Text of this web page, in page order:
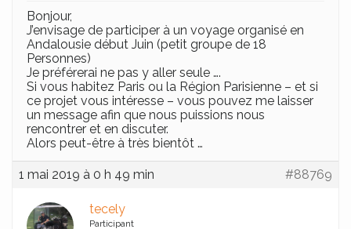
Bonjour,
J’envisage de participer à un voyage organisé en
Andalousie début Juin (petit groupe de 18
Personnes)
Je préférerai ne pas y aller seule ….
Si vous habitez Paris ou la Région Parisienne – et si
ce projet vous intéresse – vous pouvez me laisser
un message afin que nous puissions nous
rencontrer et en discuter.
Alors peut-être à très bientôt …
1 mai 2019 à 0 h 49 min #88769
tecely
Participant